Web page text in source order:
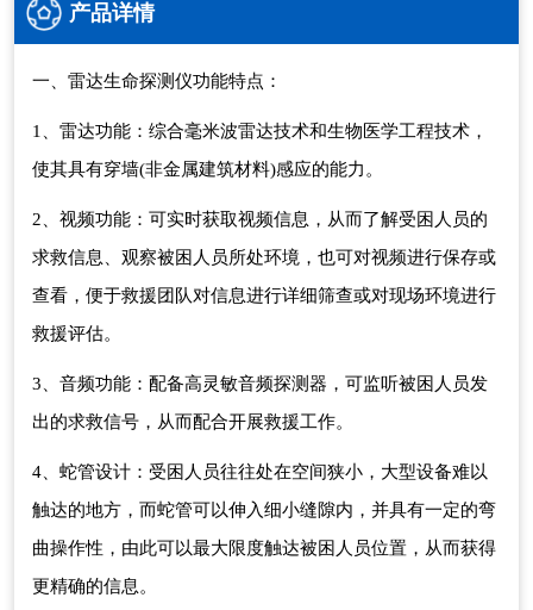
产品详情
一、雷达生命探测仪功能特点：
1、雷达功能：综合毫米波雷达技术和生物医学工程技术，
使其具有穿墙(非金属建筑材料)感应的能力。
2、视频功能：可实时获取视频信息，从而了解受困人员的
求救信息、观察被困人员所处环境，也可对视频进行保存或
查看，便于救援团队对信息进行详细筛查或对现场环境进行
救援评估。
3、音频功能：配备高灵敏音频探测器，可监听被困人员发
出的求救信号，从而配合开展救援工作。
4、蛇管设计：受困人员往往处在空间狭小，大型设备难以
触达的地方，而蛇管可以伸入细小缝隙内，并具有一定的弯
曲操作性，由此可以最大限度触达被困人员位置，从而获得
更精确的信息。